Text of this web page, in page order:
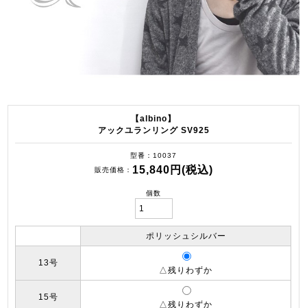
【albino】
アックユランリング SV925
型番
10037
販売価格
15,840円(税込)
個数
ポリッシュシルバー
13号
△残りわずか
15号
△残りわずか